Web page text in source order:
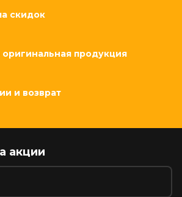
скидок
оригинальная продукция
и возврат
акции